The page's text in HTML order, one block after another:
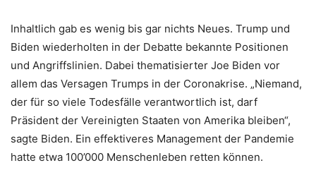
Inhaltlich gab es wenig bis gar nichts Neues. Trump und
Biden wiederholten in der Debatte bekannte Positionen
und Angriffslinien. Dabei thematisierter Joe Biden vor
allem das Versagen Trumps in der Coronakrise. „Niemand,
der für so viele Todesfälle verantwortlich ist, darf
Präsident der Vereinigten Staaten von Amerika bleiben“,
sagte Biden. Ein effektiveres Management der Pandemie
hatte etwa 100’000 Menschenleben retten können.